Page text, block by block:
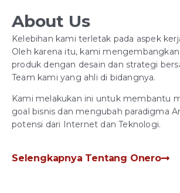
About Us
Kelebihan kami terletak pada aspek
Oleh karena itu, kami
produk dengan desain dan strategi
Team kami yang ahli di bidangnya.
Kami melakukan ini untuk membantu
goal bisnis dan mengubah paradigma
potensi dari Internet dan Teknologi.
Selengkapnya Tentang Onero